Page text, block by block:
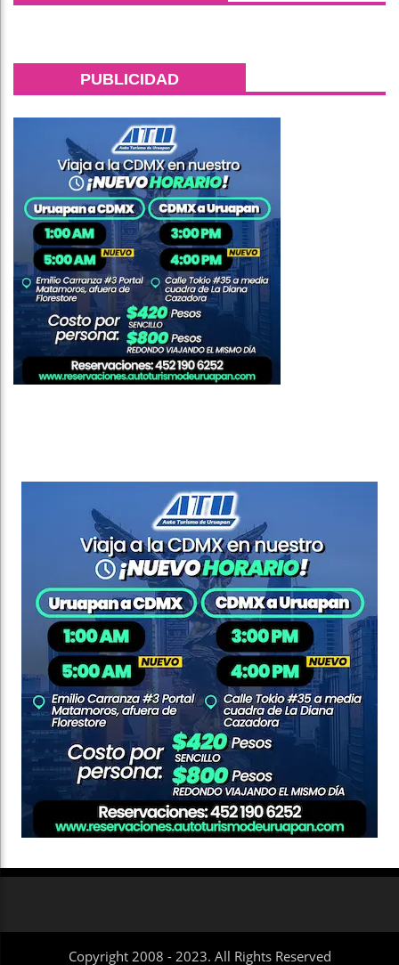
PUBLICIDAD
Copyright 2008 - 2023. All Rights Reserved